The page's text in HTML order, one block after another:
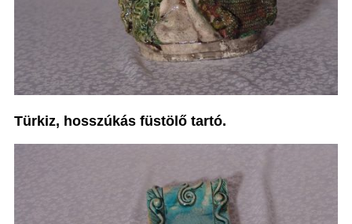
Türkiz, hosszúkás füstölő tartó.